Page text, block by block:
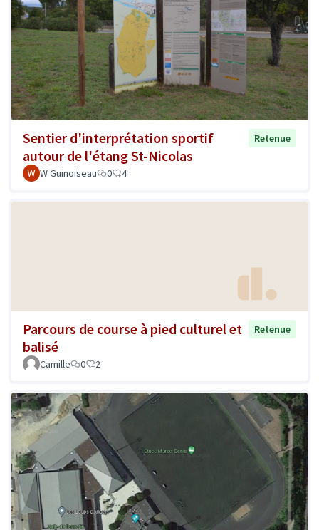
Sentier d'interprétation sportif
autour de l'étang St-Nicolas
Retenue
W Guinoiseau 0 4
Parcours de course à pied culturel et
balisé
Retenue
Camille 0 2